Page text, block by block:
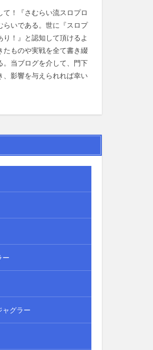
て！『さむらい流スロプロ
らいである。世に『スロプ
り！』と認知して頂けるよ
たものや実戦を全て書き綴
。当ブログを介して、門下
、影響を与えられれば幸い
ー
ャグラー